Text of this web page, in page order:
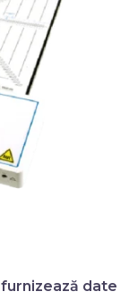
furnizează date